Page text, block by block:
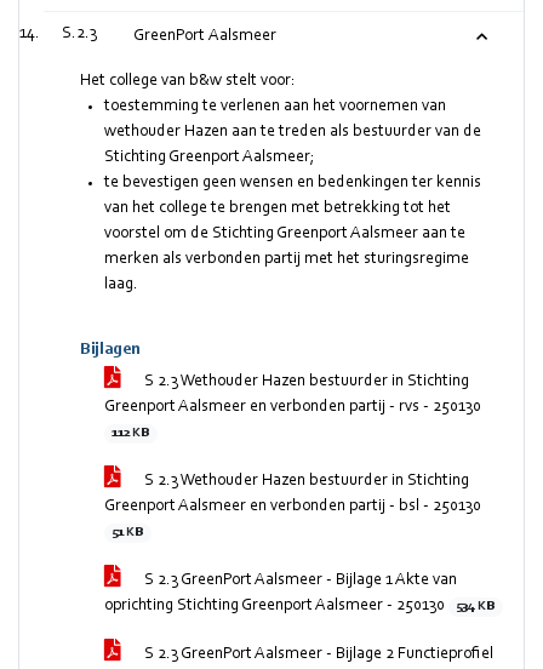
S.2.3 GreenPort Aalsmeer
Het college van b&w stelt voor:
toestemming te verlenen aan het voornemen van
wethouder Hazen aan te treden als bestuurder van de
Stichting Greenport Aalsmeer;
te bevestigen geen wensen en bedenkingen ter kennis
van het college te brengen met betrekking tot het
voorstel om de Stichting Greenport Aalsmeer aan te
merken als verbonden partij met het sturingsregime
laag.
Bijlagen
S 2.3 Wethouder Hazen bestuurder in Stichting
Greenport Aalsmeer en verbonden partij - rvs - 250130
112 KB
S 2.3 Wethouder Hazen bestuurder in Stichting
Greenport Aalsmeer en verbonden partij - bsl - 250130
51 KB
S 2.3 GreenPort Aalsmeer - Bijlage 1 Akte van
oprichting Stichting Greenport Aalsmeer - 250130
534 KB
S 2.3 GreenPort Aalsmeer - Bijlage 2 Functieprofiel